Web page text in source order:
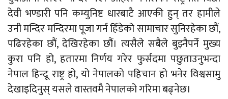
देवी भण्डारी पनि कम्युनिष्ट धारबाटै आएकी हुन् तर हामीले
उनी मन्दिर मन्दिरमा पूजा गर्न हिँडेको सामाचार सुनिरहेका छौं,
पढिरहेका छौं, देखिरहेका छौं। त्यसैले सबैले बुझ्नैपर्ने मुख्य
कुरा पनि हो, हतारमा निर्णय गरेर फुर्सदमा पछुताउनुभन्दा
नेपाल हिन्दू राष्ट्र हो, यो नेपालको पहिचान हो भनेर विश्वसामु
देखाइदिनुस् यसले वास्तवमै नेपालको गरिमा बढ्नेछ।